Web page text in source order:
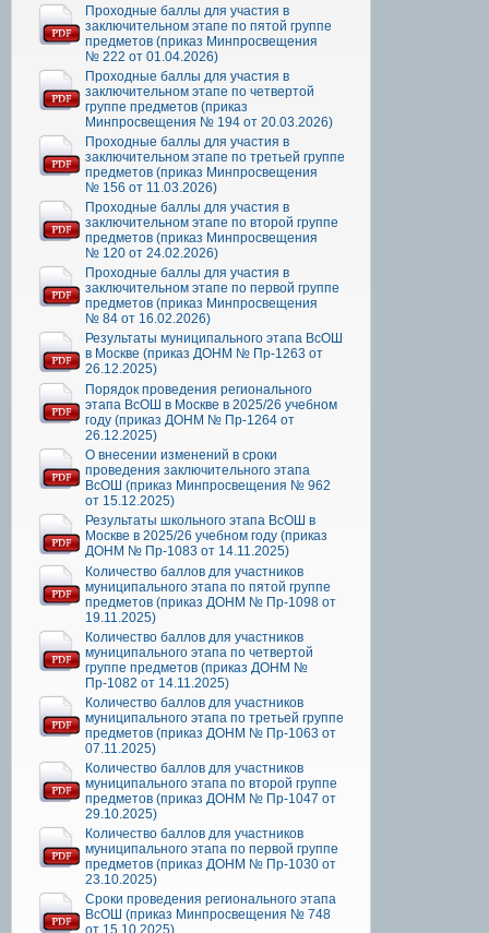
Проходные баллы для участия в
заключительном этапе по пятой группе
предметов (приказ Минпросвещения
№ 222 от 01.04.2026)
Проходные баллы для участия в
заключительном этапе по четвертой
группе предметов (приказ
Минпросвещения № 194 от 20.03.2026)
Проходные баллы для участия в
заключительном этапе по третьей группе
предметов (приказ Минпросвещения
№ 156 от 11.03.2026)
Проходные баллы для участия в
заключительном этапе по второй группе
предметов (приказ Минпросвещения
№ 120 от 24.02.2026)
Проходные баллы для участия в
заключительном этапе по первой группе
предметов (приказ Минпросвещения
№ 84 от 16.02.2026)
Результаты муниципального этапа ВсОШ
в Москве (приказ ДОНМ № Пр-1263 от
26.12.2025)
Порядок проведения регионального
этапа ВсОШ в Москве в 2025/26 учебном
году (приказ ДОНМ № Пр-1264 от
26.12.2025)
О внесении изменений в сроки
проведения заключительного этапа
ВсОШ (приказ Минпросвещения № 962
от 15.12.2025)
Результаты школьного этапа ВсОШ в
Москве в 2025/26 учебном году (приказ
ДОНМ № Пр-1083 от 14.11.2025)
Количество баллов для участников
муниципального этапа по пятой группе
предметов (приказ ДОНМ № Пр-1098 от
19.11.2025)
Количество баллов для участников
муниципального этапа по четвертой
группе предметов (приказ ДОНМ №
Пр-1082 от 14.11.2025)
Количество баллов для участников
муниципального этапа по третьей группе
предметов (приказ ДОНМ № Пр-1063 от
07.11.2025)
Количество баллов для участников
муниципального этапа по второй группе
предметов (приказ ДОНМ № Пр-1047 от
29.10.2025)
Количество баллов для участников
муниципального этапа по первой группе
предметов (приказ ДОНМ № Пр-1030 от
23.10.2025)
Сроки проведения регионального этапа
ВсОШ (приказ Минпросвещения № 748
от 15.10.2025)